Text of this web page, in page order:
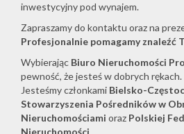
inwestycyjny pod wynajem.
Zapraszamy do kontaktu oraz na
Profesjonalnie pomagamy znaleźć
Wybierając Biuro Nieruchomości
pewność, że jesteś w dobrych rękach.
Jesteśmy członkami Bielsko-
Stowarzyszenia Pośredników w
Nieruchomościami oraz Polskiej